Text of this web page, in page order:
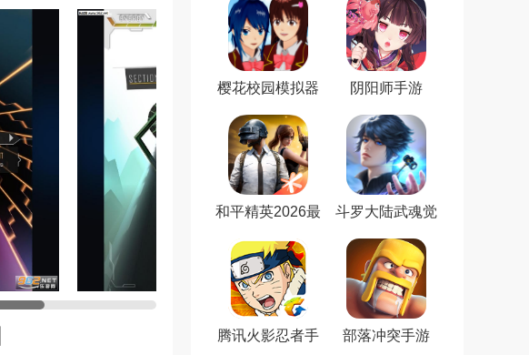
安卓最新版
安卓角色扮演 / 1.98G /9.7
王者荣耀官方版v2021最新版
安卓角色扮演 / 1.83G /7.2
樱花校园模拟器
新版
阴阳师手游
和平精英2026最
斗罗大陆武魂觉
腾讯火影忍者手
部落冲突手游